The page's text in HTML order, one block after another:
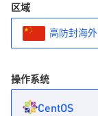
区域
高防封海外
操作系统
CentOS